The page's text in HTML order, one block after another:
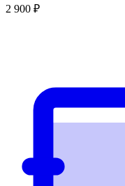
2 900 ₽